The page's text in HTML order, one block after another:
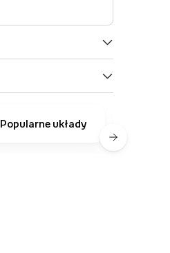
Popularne układy